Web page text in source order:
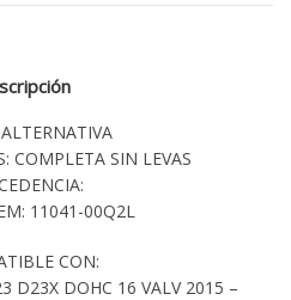
COMPLETA SIN LEVAS
11041-00Q2L
CON:
D23X DOHC 16 VALV 2015 –